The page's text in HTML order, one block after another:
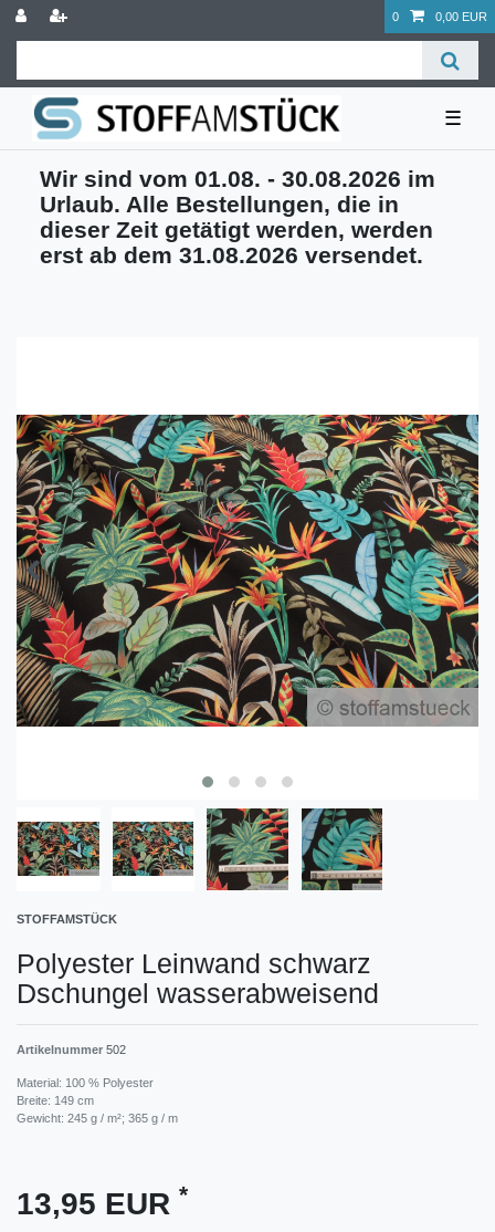
0 0,00 EUR
☰
Wir sind vom 01.08. - 30.08.2026 im
Urlaub. Alle Bestellungen, die in
dieser Zeit getätigt werden, werden
erst ab dem 31.08.2026 versendet.
STOFFAMSTÜCK
Polyester Leinwand schwarz
Dschungel wasserabweisend
Artikelnummer 502
Material: 100 % Polyester
Breite: 149 cm
Gewicht: 245 g / m²; 365 g / m
13,95 EUR *